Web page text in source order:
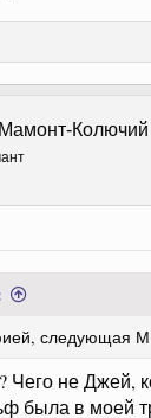
Колючий
следующая
Чего не Джей,
была в моей